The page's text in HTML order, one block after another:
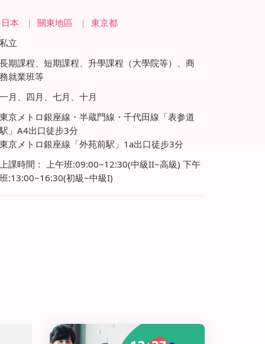
日本 ｜ 關東地區 ｜
東京都
立
期課程、短期課程、升學課程（大學院等）、商
就業班等
月、四月、七月、十月
京メトロ銀座線・半蔵門線・千代田線「表参道
」A4出口徒步3分
京メトロ銀座線「外苑前駅」1a出口徒步3分
課時間： 上午班:09:00~12:30(中級II~高級) 下午
:13:00~16:30(初級~中級I)